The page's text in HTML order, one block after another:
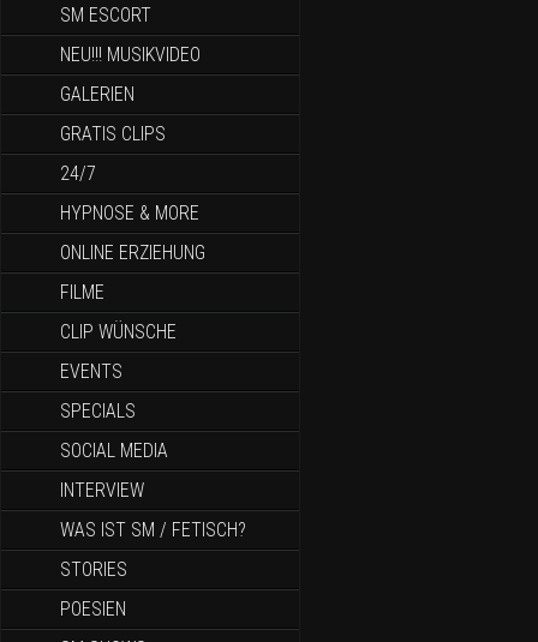
SM ESCORT
NEU!!! MUSIKVIDEO
GALERIEN
GRATIS CLIPS
24/7
HYPNOSE & MORE
ONLINE ERZIEHUNG
FILME
CLIP WÜNSCHE
EVENTS
SPECIALS
SOCIAL MEDIA
INTERVIEW
WAS IST SM / FETISCH?
STORIES
POESIEN